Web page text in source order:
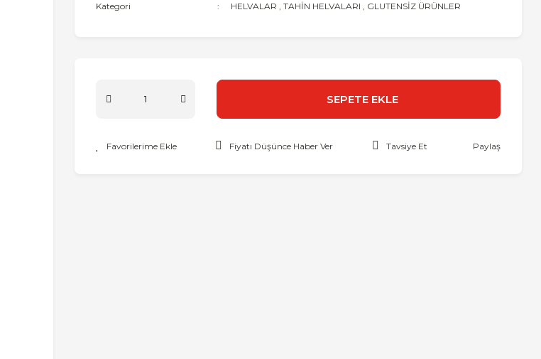
Kategori HELVALAR , TAHİN HELVALARI , GLUTENSİZ ÜRÜNLER
SEPETE EKLE
Fiyatı Düşünce Haber Ver Tavsiye Et Paylaş